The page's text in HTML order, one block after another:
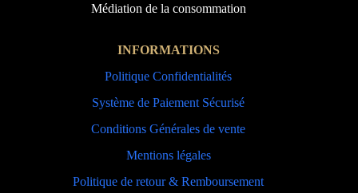
Médiation de la consommation
INFORMATIONS
Politique Confidentialités
Système de Paiement Sécurisé
Conditions Générales de vente
Mentions légales
Politique de retour & Remboursement